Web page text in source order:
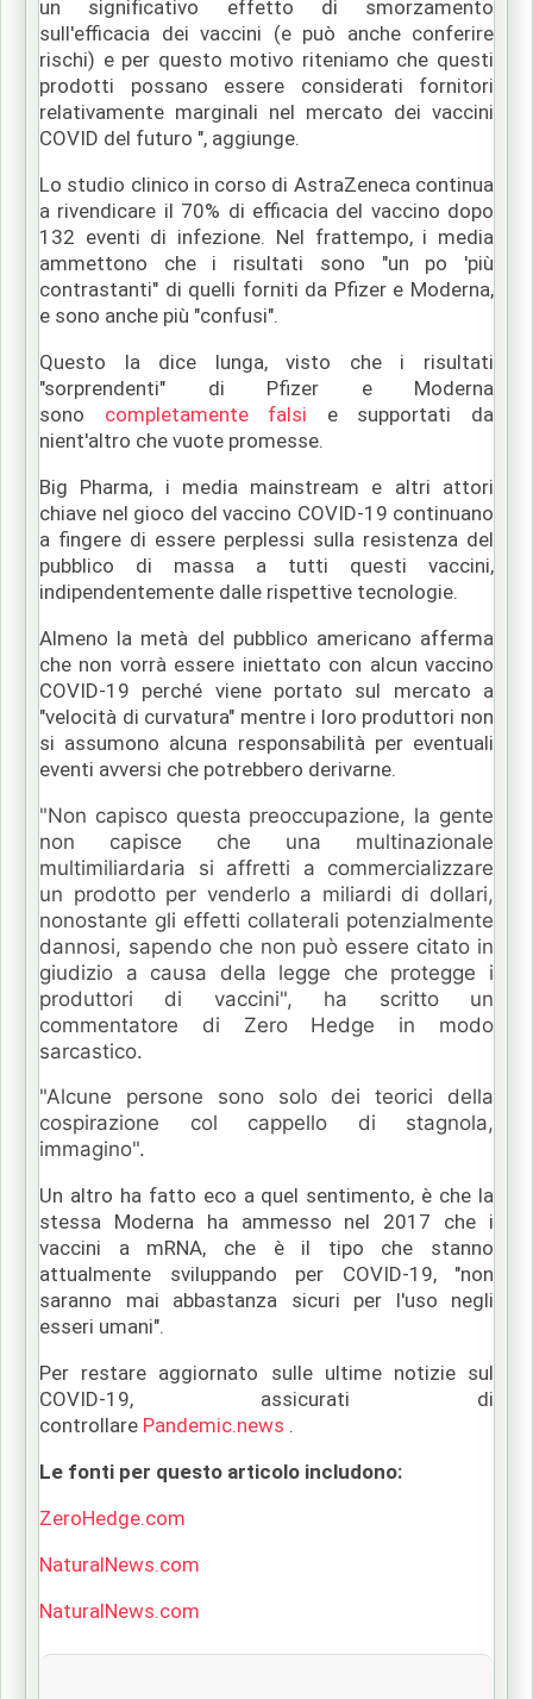
un significativo effetto di smorzamento
sull'efficacia dei vaccini (e può anche conferire
rischi) e per questo motivo riteniamo che questi
prodotti possano essere considerati fornitori
relativamente marginali nel mercato dei vaccini
COVID del futuro ", aggiunge.
Lo studio clinico in corso di AstraZeneca continua
a rivendicare il 70% di efficacia del vaccino dopo
132 eventi di infezione. Nel frattempo, i media
ammettono che i risultati sono "un po 'più
contrastanti" di quelli forniti da Pfizer e Moderna,
e sono anche più "confusi".
Questo la dice lunga, visto che i risultati
"sorprendenti" di Pfizer e Moderna
sono completamente falsi e supportati da
nient'altro che vuote promesse.
Big Pharma, i media mainstream e altri attori
chiave nel gioco del vaccino COVID-19 continuano
a fingere di essere perplessi sulla resistenza del
pubblico di massa a tutti questi vaccini,
indipendentemente dalle rispettive tecnologie.
Almeno la metà del pubblico americano afferma
che non vorrà essere iniettato con alcun vaccino
COVID-19 perché viene portato sul mercato a
"velocità di curvatura" mentre i loro produttori non
si assumono alcuna responsabilità per eventuali
eventi avversi che potrebbero derivarne.
"Non capisco questa preoccupazione, la gente
non capisce che una multinazionale
multimiliardaria si affretti a commercializzare
un prodotto per venderlo a miliardi di dollari,
nonostante gli effetti collaterali potenzialmente
dannosi, sapendo che non può essere citato in
giudizio a causa della legge che protegge i
produttori di vaccini", ha scritto un
commentatore di Zero Hedge in modo
sarcastico.
"Alcune persone sono solo dei teorici della
cospirazione col cappello di stagnola,
immagino".
Un altro ha fatto eco a quel sentimento, è che la
stessa Moderna ha ammesso nel 2017 che i
vaccini a mRNA, che è il tipo che stanno
attualmente sviluppando per COVID-19, "non
saranno mai abbastanza sicuri per l'uso negli
esseri umani".
Per restare aggiornato sulle ultime notizie sul
COVID-19, assicurati di
controllare Pandemic.news .
Le fonti per questo articolo includono:
ZeroHedge.com
NaturalNews.com
NaturalNews.com